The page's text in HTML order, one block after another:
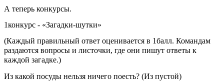
А теперь конкурсы.
1конкурс - «Загадки-шутки»
(Каждый правильный ответ оценивается в 1балл. Командам
раздаются вопросы и листочки, где они пишут ответы к
каждой загадке.)
Из какой посуды нельзя ничего поесть? (Из пустой)